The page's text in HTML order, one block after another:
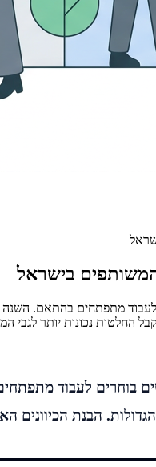
מתפתחים בהתאם. השנה
החלטות נכונות יותר לגבי
לעבוד
הבנת